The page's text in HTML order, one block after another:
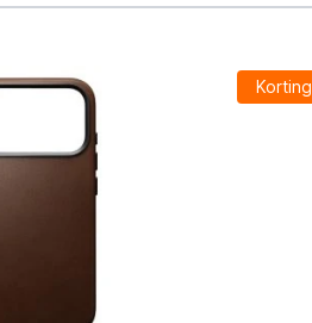
Korting